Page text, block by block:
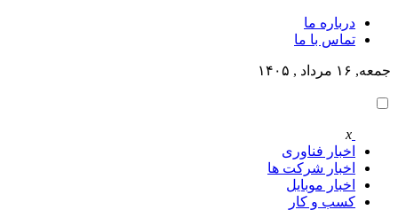
درباره ما
تماس با ما
جمعه, ۱۶ مرداد , ۱۴۰۵
x
اخبار فناوری
اخبار شرکت ها
اخبار موبایل
کسب و کار